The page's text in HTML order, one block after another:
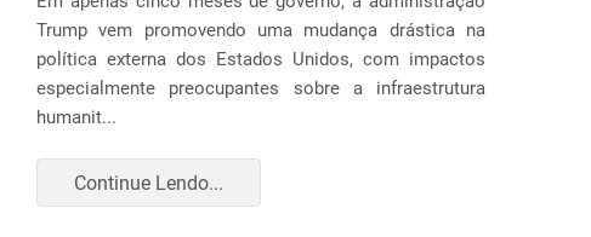
especialmente preocupantes sobre a infraestrutura
humanit...
Continue Lendo...